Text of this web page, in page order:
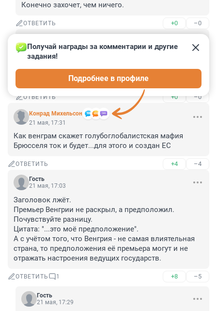
Конечно захочет, чем ничего.
ОТВЕТИТЬ +0 –0
21 мая, 22:47
По долгосрочным контрактам - можно. А если они
сами не хотят заключать долгосрочные контракты,
пусть покупают по текущим биржевым ценам
ОТВЕТИТЬ +0 –0
Конрад Михельсон
Получай награды за комментарии и другие
задания!
Подробнее в профиле
21 мая, 17:31
Как венграм скажет голубоглобалистская мафия
Брюсселя ток и будет...для этого и создан ЕС
ОТВЕТИТЬ +4 –4
Гость
21 мая, 17:03
Заголовок лжёт.
Премьер Венгрии не раскрыл, а предположил.
Почувствуйте разницу.
Цитата: "...это моё предположение".
А с учётом того, что Венгрия - не самая влиятельная
страна, то предположения её премьера могут и не
отражать настроения ведущих государств.
ОТВЕТИТЬ 1 +8 –5
Гость
21 мая, 17:29